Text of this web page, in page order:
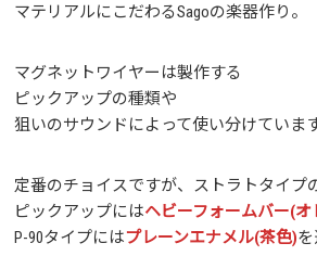
マテリアルにこだわるSagoの楽器作り。
マグネットワイヤーは製作する
ピックアップの種類や
狙いのサウンドによって使い分けています
定番のチョイスですが、ストラトタイプ
ピックアップにはヘビーフォームバー(オ
P-90タイプにはプレーンエナメル(茶色)を